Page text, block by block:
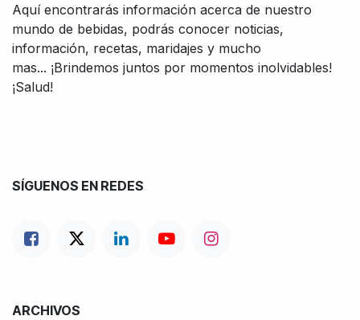
Aquí encontrarás información acerca de nuestro
mundo de bebidas, podrás conocer noticias,
información, recetas, maridajes y mucho
mas... ¡Brindemos juntos por momentos inolvidables!
¡Salud!
SÍGUENOS EN REDES
ARCHIVOS